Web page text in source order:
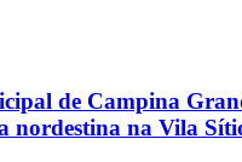
de Campina
nordestina na Vila